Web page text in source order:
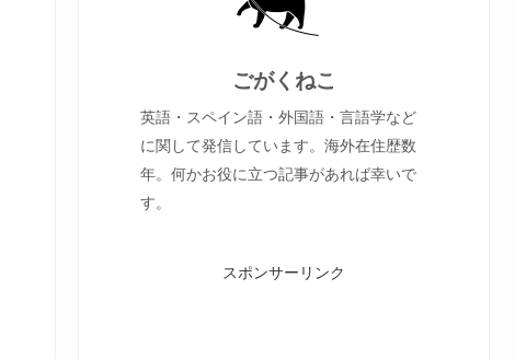
ごがくねこ
英語・スペイン語・外国語・言語学など
に関して発信しています。海外在住歴数
年。何かお役に立つ記事があれば幸いで
す。
スポンサーリンク